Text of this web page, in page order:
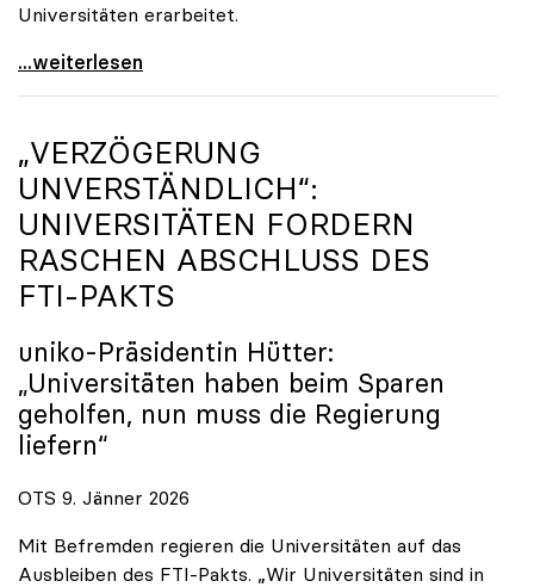
Universitäten erarbeitet.
Schools of Education an den Universitäten: Für
...weiterlesen
„VERZÖGERUNG
UNVERSTÄNDLICH“:
UNIVERSITÄTEN FORDERN
RASCHEN ABSCHLUSS DES
FTI-PAKTS
uniko-Präsidentin Hütter:
„Universitäten haben beim Sparen
geholfen, nun muss die Regierung
liefern“
OTS 9. Jänner 2026
Mit Befremden regieren die Universitäten auf das
Ausbleiben des FTI-Pakts. „Wir Universitäten sind in